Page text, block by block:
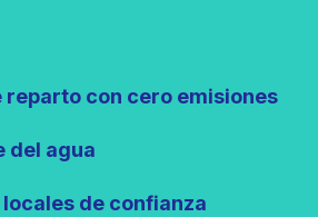
reparto con cero emisiones
del agua
de confianza